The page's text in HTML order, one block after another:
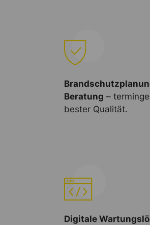
Beratung –
bester Qualität.
Digitale